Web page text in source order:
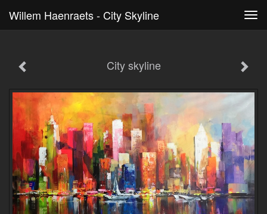
Willem Haenraets - City Skyline
City skyline